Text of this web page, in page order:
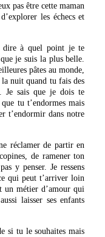
pas être cette maman
les échecs et
dire à quel point je te
je suis la plus belle.
pâtes au monde,
nuit quand tu fais des
Je sais que je dois te
tu t’endormes mais
t’endormir dans notre
réclamer de partir en
de ramener ton
y penser. Je ressens
qui peut t’arriver loin
un métier d’amour qui
laisser ses enfants
si tu le souhaites mais